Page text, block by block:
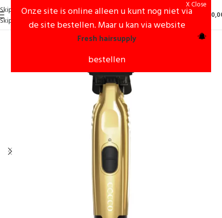
Skip to navigation
Skip to main content
0
X Close
Onze site is online alleen u kunt nog niet via
de site bestellen. Maar u kan via website
Fresh hairsupply
bestellen